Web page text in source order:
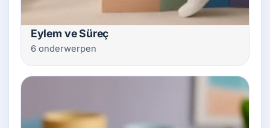
Eylem ve Süreç
6 onderwerpen